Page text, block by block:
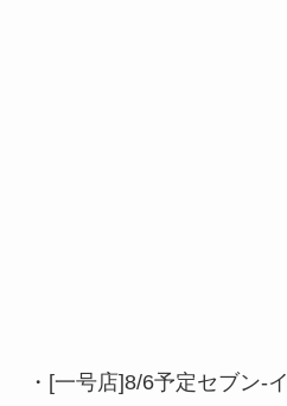
・[一号店]8/6予定セブン-